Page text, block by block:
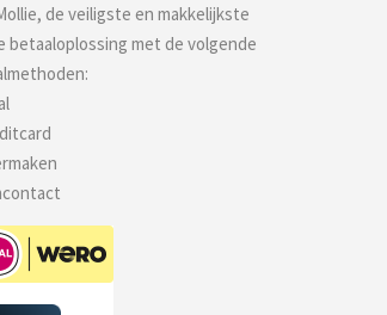
de veiligste en makkelijkste
betaaloplossing met de volgende